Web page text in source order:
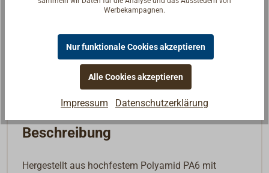
Am Lager
In den Warenkorb
Beschreibung
Hergestellt aus hochfestem Polyamid PA6 mit
Werbekampagnen.
Nur funktionale Cookies akzeptieren
Alle Cookies akzeptieren
Impressum Datenschutzerklärung